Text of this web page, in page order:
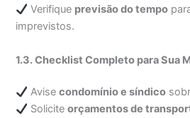
Verifique previsão do tempo
imprevistos.
1.3. Checklist Completo para Sua
Avisecondomínio e síndico
Soliciteorçamentos de